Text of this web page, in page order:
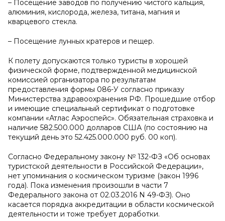
– Посещение заводов по получению чистого кальция,
алюминия, кислорода, железа, титана, магния и
кварцевого стекла.
– Посещение лунных кратеров и пещер.
К полету допускаются только туристы в хорошей
физической форме, подтвержденной медицинской
комиссией организатора по результатам
предоставления формы 086-У согласно приказу
Министерства здравоохранения РФ. Прошедшие отбор
и имеющие специальный сертификат о подготовке
компании «Атлас Аэроспейс». Обязательная страховка и
наличие 582.500.000 долларов США (по состоянию на
текущий день это 52.425.000.000 руб. 00 коп).
Согласно Федеральному закону № 132-ФЗ «Об основах
туристской деятельности в Российской Федерации»,
нет упоминания о космическом туризме (закон 1996
года). Пока изменения произошли в части 7
Федерального закона от 02.03.2016 N 49-ФЗ). Оно
касается порядка аккредитации в области космической
деятельности и тоже требует доработки.